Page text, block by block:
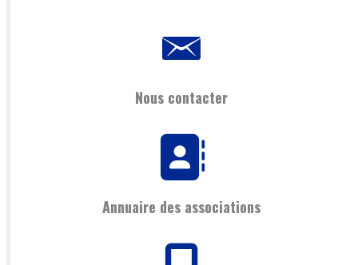
Nous contacter
Annuaire des associations